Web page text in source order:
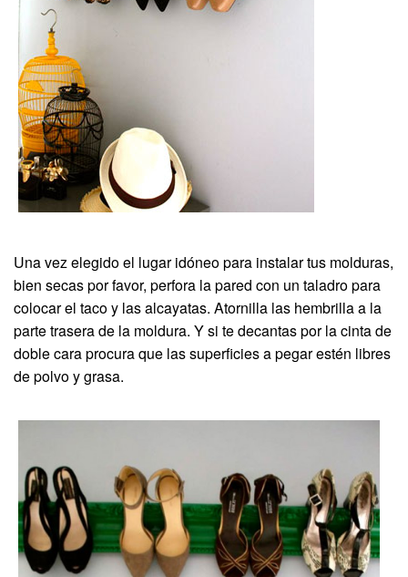
Una vez elegido el lugar idóneo para instalar tus molduras,
bien secas por favor, perfora la pared con un taladro para
colocar el taco y las alcayatas. Atornilla las hembrilla a la
parte trasera de la moldura. Y si te decantas por la cinta de
doble cara procura que las superficies a pegar estén libres
de polvo y grasa.